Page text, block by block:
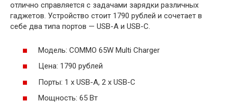
отлично справляется с задачами зарядки различных
гаджетов. Устройство стоит 1790 рублей и сочетает в
себе два типа портов — USB-A и USB-C.
Модель: COMMO 65W Multi Charger
Цена: 1790 рублей
Порты: 1 x USB-A, 2 x USB-C
Мощность: 65 Вт